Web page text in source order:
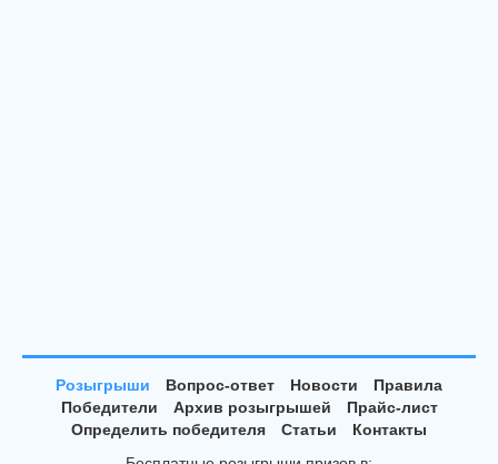
Розыгрыши Вопрос-ответ Новости
Правила
Победители
Архив розыгрышей
Прайс-лист
Определить победителя
Статьи
Контакты